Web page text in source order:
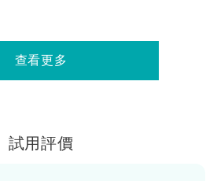
查看更多
試用評價